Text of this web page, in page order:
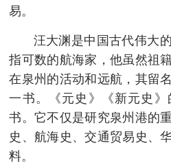
易。
汪大渊是中国古代伟大
指可数的航海家，他虽然祖
在泉州的活动和远航，其留
一书。《元史》《新元史
书。它不仅是研究泉州港的
史、航海史、交通贸易史、
料。